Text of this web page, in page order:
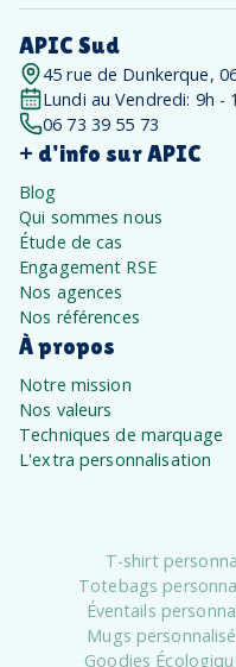
APIC Sud
45 rue de Dunkerque,
Lundi au Vendredi: 9h -
06 73 39 55 73
+ d'info sur APIC
Blog
Qui sommes nous
Étude de cas
Engagement RSE
Nos agences
Nos références
À propos
Notre mission
Nos valeurs
Techniques de marquage
L'extra personnalisation
T-shirt
Totebags
Éventails
Mugs
Goodies